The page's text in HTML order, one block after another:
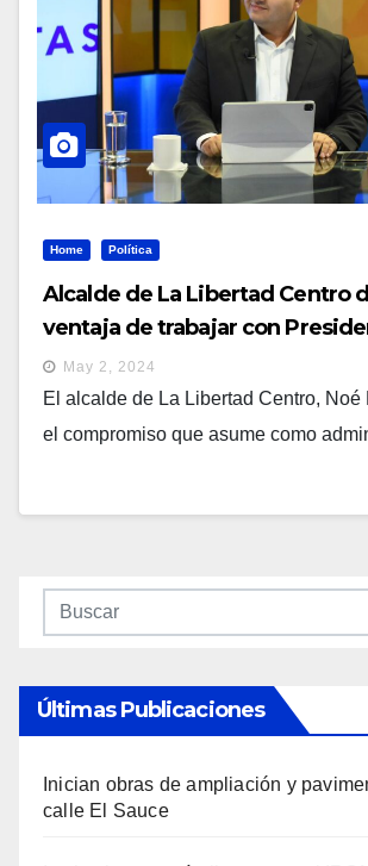
Home Política
Alcalde de La Libertad Centro
ventaja de trabajar con
May 2, 2024
El alcalde de La Libertad Centro, Noé
el compromiso que asume como
Últimas Publicaciones
Inician obras de ampliación y
calle El Sauce